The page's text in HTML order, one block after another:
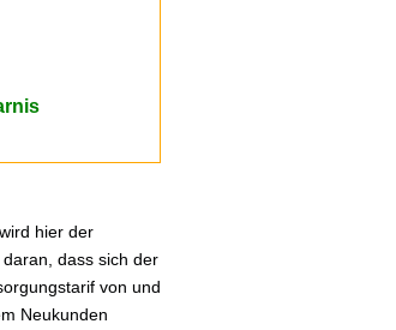
hier der
dass sich der
von und
Neukunden